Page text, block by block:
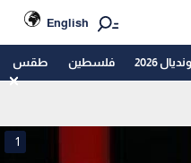
English
2026 فلسطين طقس
1